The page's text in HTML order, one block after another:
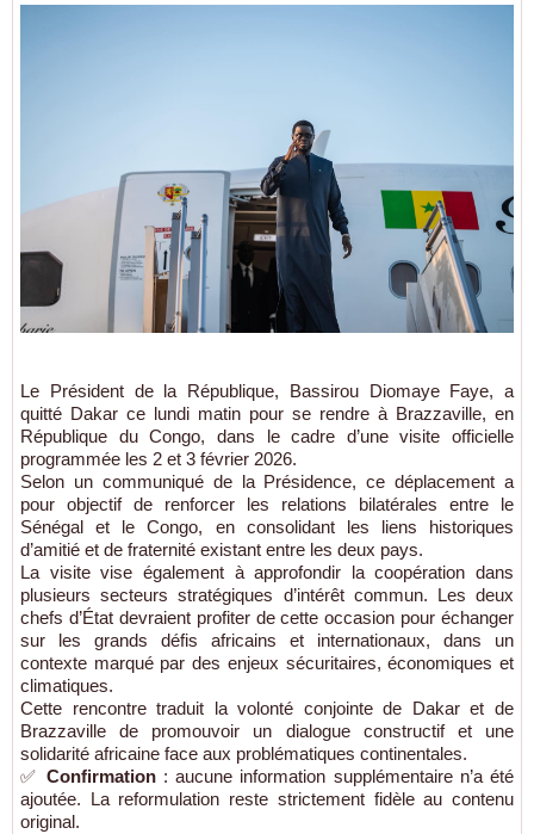
Le Président de la République, Bassirou Diomaye Faye, a
quitté Dakar ce lundi matin pour se rendre à Brazzaville, en
République du Congo, dans le cadre d’une visite officielle
programmée les 2 et 3 février 2026.
Selon un communiqué de la Présidence, ce déplacement a
pour objectif de renforcer les relations bilatérales entre le
Sénégal et le Congo, en consolidant les liens historiques
d’amitié et de fraternité existant entre les deux pays.
La visite vise également à approfondir la coopération dans
plusieurs secteurs stratégiques d’intérêt commun. Les deux
chefs d’État devraient profiter de cette occasion pour échanger
sur les grands défis africains et internationaux, dans un
contexte marqué par des enjeux sécuritaires, économiques et
climatiques.
Cette rencontre traduit la volonté conjointe de Dakar et de
Brazzaville de promouvoir un dialogue constructif et une
solidarité africaine face aux problématiques continentales.
✅ Confirmation: aucune information supplémentaire n’a été
ajoutée. La reformulation reste strictement fidèle au contenu
original.